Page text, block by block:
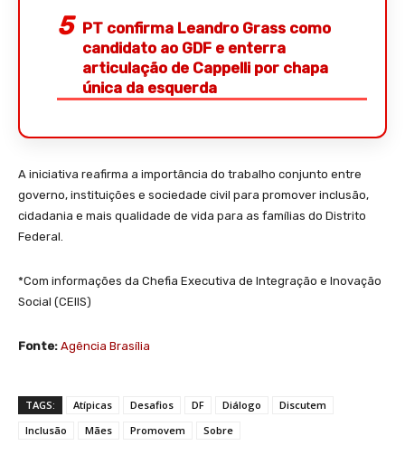
PT confirma Leandro Grass como
candidato ao GDF e enterra
articulação de Cappelli por chapa
única da esquerda
A iniciativa reafirma a importância do trabalho conjunto entre
governo, instituições e sociedade civil para promover inclusão,
cidadania e mais qualidade de vida para as famílias do Distrito
Federal.
*Com informações da Chefia Executiva de Integração e Inovação
Social (CEIIS)
Fonte: Agência Brasília
TAGS: Atípicas Desafios DF Diálogo
Discutem
Inclusão
Mães Promovem Sobre